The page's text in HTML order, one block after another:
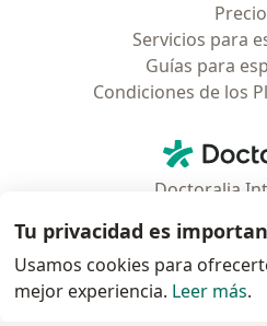
Servicios para
Guías para
Condiciones de los
Doctoralia
08019
Tu privacidad es
Usamos cookies para
mejor experiencia. Leer más.